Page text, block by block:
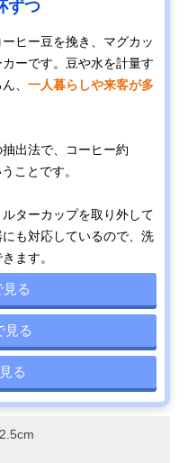
ずつ
ヒー豆を挽き、マグカッ
ーです。豆や水を計量す
、 一人暮らしや来客が多
出法で、コーヒー約
ことです。
ターカップを取り外して
も対応しているので、洗
ます。
る
見る
る